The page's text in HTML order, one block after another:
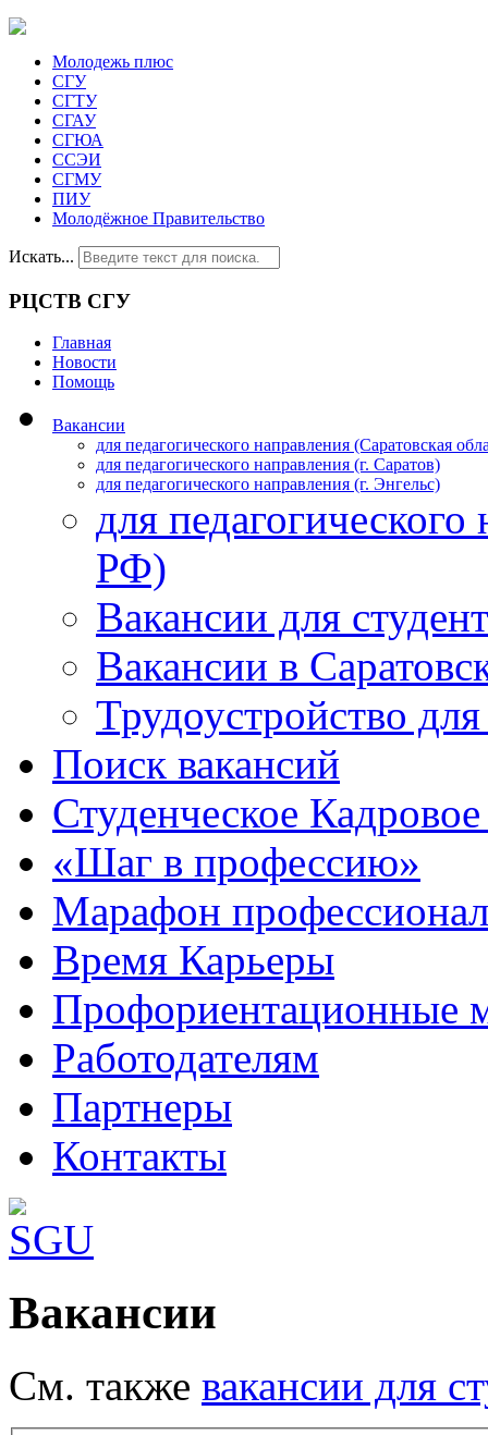
Молодежь плюс
СГУ
СГТУ
СГАУ
СГЮА
ССЭИ
СГМУ
ПИУ
Молодёжное Правительство
Искать...
РЦСТВ СГУ
Главная
Новости
Помощь
Вакансии
для педагогического направления (Саратовская
для педагогического направления (г. Саратов)
для педагогического направления (г. Энгельс)
для
РФ)
Вакансии для
Вакансии в
Трудоустройство
Поиск вакансий
Студенческое Кадровое
«Шаг в профессию»
Марафон
Время Карьеры
Профориентационные
Работодателям
Партнеры
Контакты
Хороший сайт о Joomla 3:
Вакансии
См. также вакансии для